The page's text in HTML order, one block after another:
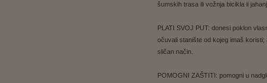
šumskih trasa ili vožnja bicikla ii
PLATI SVOJ PUT: donesi poklon
očuvali stanište od kojeg imaš
sličan način.
POMOGNI ZAŠTITI: pomogni u